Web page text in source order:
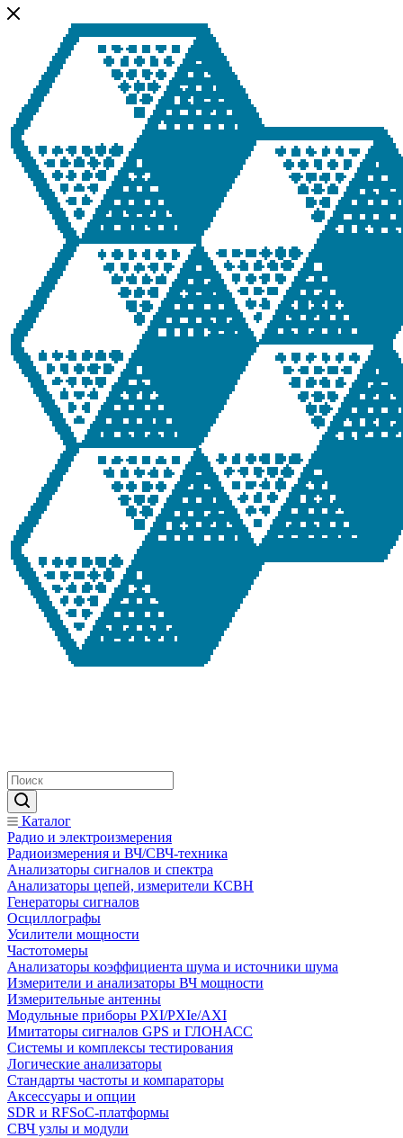
Каталог
Радио и электроизмерения
Радиоизмерения и ВЧ/СВЧ-техника
Анализаторы сигналов и спектра
Анализаторы цепей, измерители КСВН
Генераторы сигналов
Осциллографы
Усилители мощности
Частотомеры
Анализаторы коэффициента шума и источники шума
Измерители и анализаторы ВЧ мощности
Измерительные антенны
Модульные приборы PXI/PXIe/AXI
Имитаторы сигналов GPS и ГЛОНАСС
Системы и комплексы тестирования
Логические анализаторы
Стандарты частоты и компараторы
Аксессуары и опции
SDR и RFSoC‑платформы
СВЧ узлы и модули